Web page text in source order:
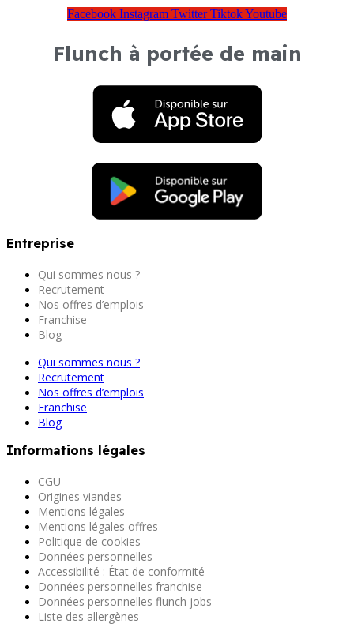
Facebook Instagram Twitter TiktokYoutube
Flunch à portée de main
Entreprise
Qui sommes nous ?
Recrutement
Nos offres d’emplois
Franchise
Blog
Qui sommes nous ?
Recrutement
Nos offres d’emplois
Franchise
Blog
Informations légales
CGU
Origines viandes
Mentions légales
Mentions légales offres
Politique de cookies
Données personnelles
Accessibilité : État de conformité
Données personnelles franchise
Données personnelles flunch jobs
Liste des allergènes